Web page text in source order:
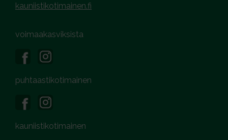
kauniistikotimainen.fi
voimaakasviksista
puhtaastikotimainen
kauniistikotimainen